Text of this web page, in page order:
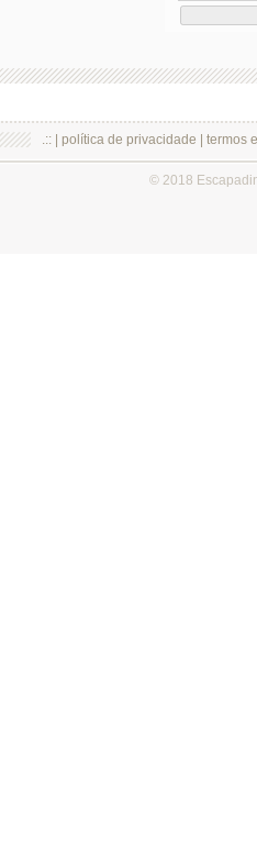
.:: | política de privacidade termos
© 2018